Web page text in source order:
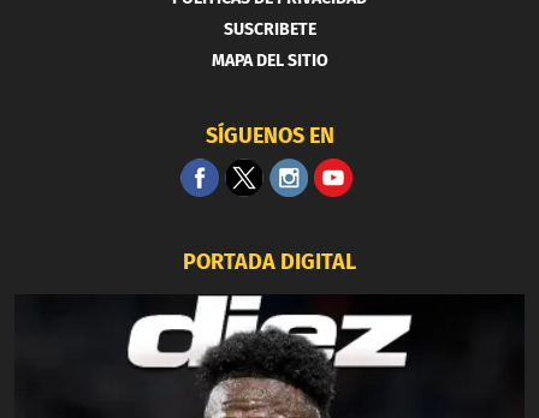
SUSCRIBETE
MAPA DEL SITIO
SÍGUENOS EN
PORTADA DIGITAL